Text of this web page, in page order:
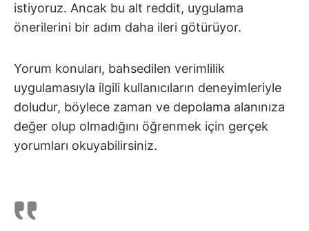
istiyoruz. Ancak bu alt reddit, uygulama
önerilerini bir adım daha ileri götürüyor.
Yorum konuları, bahsedilen verimlilik
uygulamasıyla ilgili kullanıcıların deneyimleriyle
doludur, böylece zaman ve depolama alanınıza
değer olup olmadığını öğrenmek için gerçek
yorumları okuyabilirsiniz.